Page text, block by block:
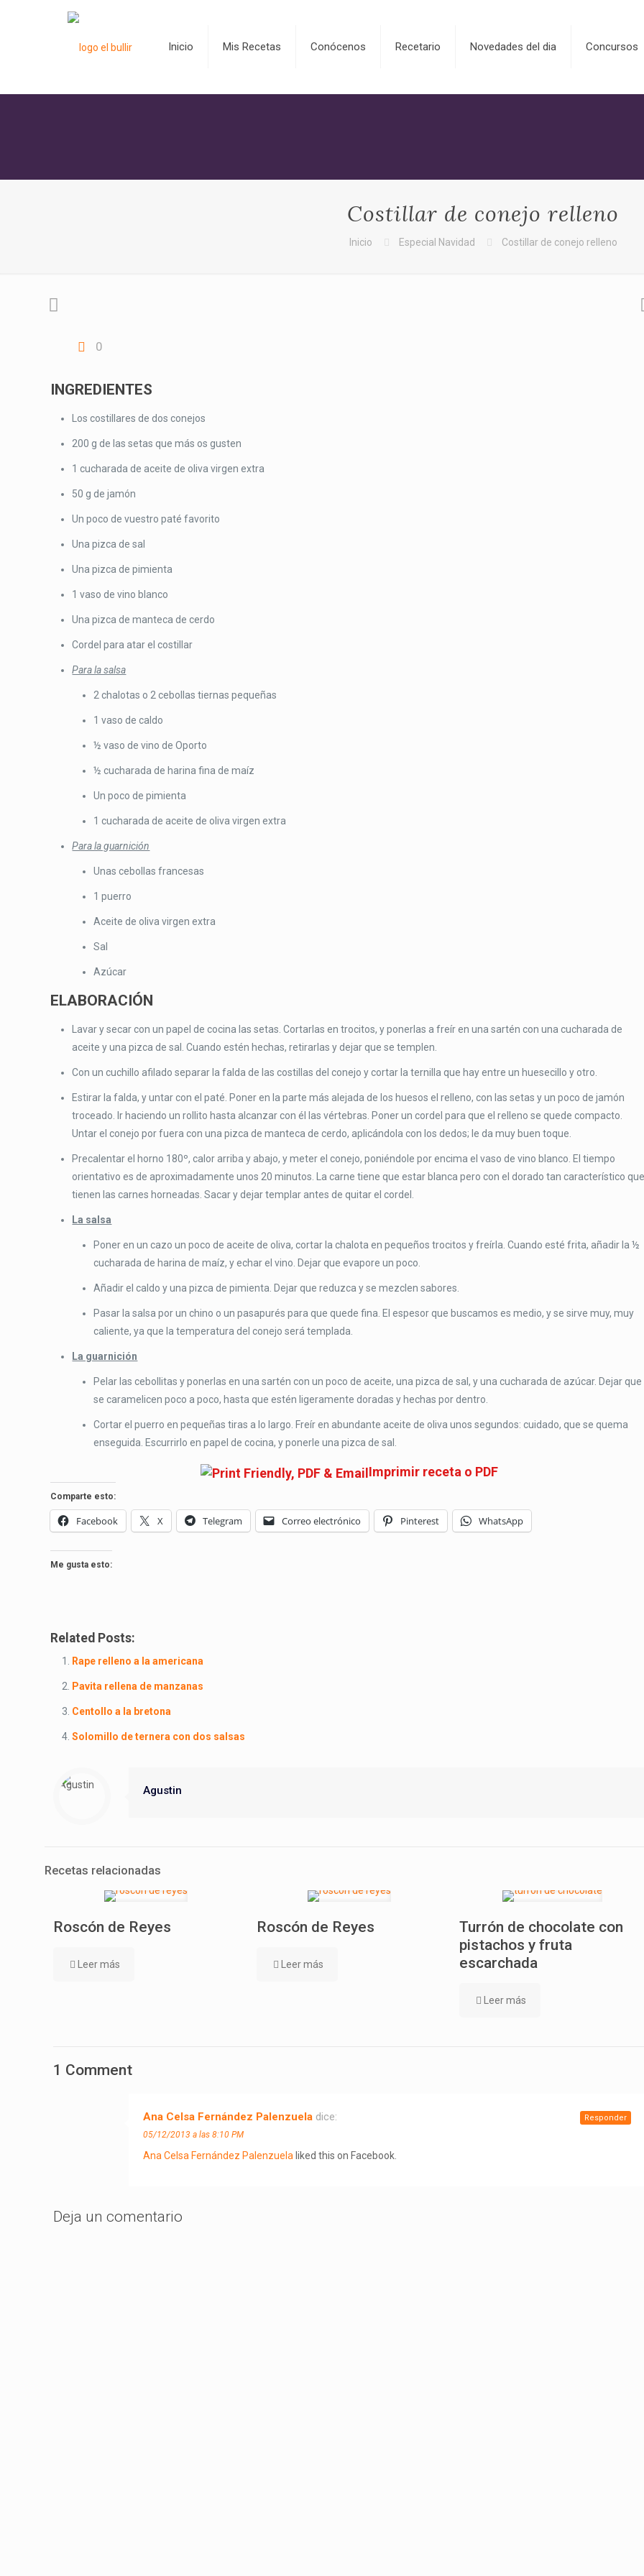
Inicio Mis Recetas Conócenos Recetario Novedades del dia Concursos
Costillar de conejo relleno
Inicio Especial Navidad Costillar de conejo relleno
0
INGREDIENTES
Los costillares de dos conejos
200 g de las setas que más os gusten
1 cucharada de aceite de oliva virgen extra
50 g de jamón
Un poco de vuestro paté favorito
Una pizca de sal
Una pizca de pimienta
1 vaso de vino blanco
Una pizca de manteca de cerdo
Cordel para atar el costillar
Para la salsa
2 chalotas o 2 cebollas tiernas pequeñas
1 vaso de caldo
½ vaso de vino de Oporto
½ cucharada de harina fina de maíz
Un poco de pimienta
1 cucharada de aceite de oliva virgen extra
Para la guarnición
Unas cebollas francesas
1 puerro
Aceite de oliva virgen extra
Sal
Azúcar
ELABORACIÓN
Lavar y secar con un papel de cocina las setas. Cortarlas en trocitos, y ponerlas a freír en una sartén con una cucharada de
aceite y una pizca de sal. Cuando estén hechas, retirarlas y dejar que se templen.
Con un cuchillo afilado separar la falda de las costillas del conejo y cortar la ternilla que hay entre un huesecillo y otro.
Estirar la falda, y untar con el paté. Poner en la parte más alejada de los huesos el relleno, con las setas y un poco de jamón
troceado. Ir haciendo un rollito hasta alcanzar con él las vértebras. Poner un cordel para que el relleno se quede compacto.
Untar el conejo por fuera con una pizca de manteca de cerdo, aplicándola con los dedos; le da muy buen toque.
Precalentar el horno 180º, calor arriba y abajo, y meter el conejo, poniéndole por encima el vaso de vino blanco. El tiempo
orientativo es de aproximadamente unos 20 minutos. La carne tiene que estar blanca pero con el dorado tan característico
tienen las carnes horneadas. Sacar y dejar templar antes de quitar el cordel.
La salsa
Poner en un cazo un poco de aceite de oliva, cortar la chalota en pequeños trocitos y freírla. Cuando esté frita, añadir la ½
cucharada de harina de maíz, y echar el vino. Dejar que evapore un poco.
Añadir el caldo y una pizca de pimienta. Dejar que reduzca y se mezclen sabores.
Pasar la salsa por un chino o un pasapurés para que quede fina. El espesor que buscamos es medio, y se sirve muy, muy
caliente, ya que la temperatura del conejo será templada.
La guarnición
Pelar las cebollitas y ponerlas en una sartén con un poco de aceite, una pizca de sal, y una cucharada de azúcar. Dejar que
se caramelicen poco a poco, hasta que estén ligeramente doradas y hechas por dentro.
Cortar el puerro en pequeñas tiras a lo largo. Freír en abundante aceite de oliva unos segundos: cuidado, que se quema
enseguida. Escurrirlo en papel de cocina, y ponerle una pizca de sal.
Imprimir receta o PDF
Comparte esto:
Facebook X Telegram Correo electrónico Pinterest WhatsApp
Me gusta esto:
Related Posts:
Rape relleno a la americana
Pavita rellena de manzanas
Centollo a la bretona
Solomillo de ternera con dos salsas
Agustin
Recetas relacionadas
Roscón de Reyes
Leer más
Roscón de Reyes
Leer más
Turrón de chocolate con
pistachos y fruta
escarchada
Leer más
1 Comment
Ana Celsa Fernández Palenzuela dice:
05/12/2013 a las 8:10 PM
Ana Celsa Fernández Palenzuela liked this on Facebook.
Responder
Deja un comentario